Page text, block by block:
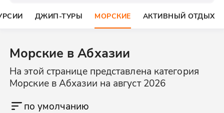
ДЖИП-ТУРЫ МОРСКИЕ АКТИВНЫЙ ОТДЫХ
Морские в Абхазии
На этой странице представлена категория
Морские в Абхазии на август 2026
по умолчанию